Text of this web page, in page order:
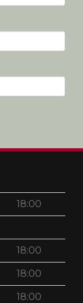
18:00
18:00
18:00
18:00